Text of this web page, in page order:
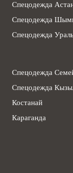
Спецодежда
Спецодежда
Спецодежда
Спецодежда
Спецодежда
Костанай
Караганда